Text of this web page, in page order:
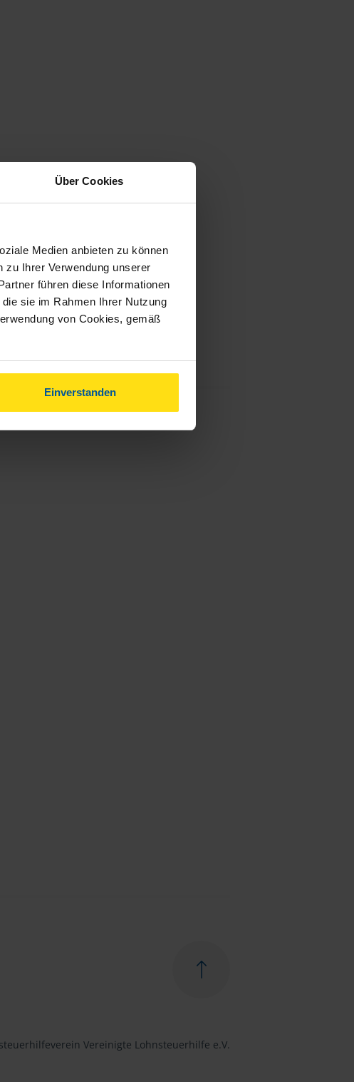
Über Cookies
Medien anbieten zu können
zu Ihrer Verwendung unserer
führen diese Informationen
sie im Rahmen Ihrer Nutzung
von Cookies, gemäß
Einverstanden
Vereinigte Lohnsteuerhilfe e.V.